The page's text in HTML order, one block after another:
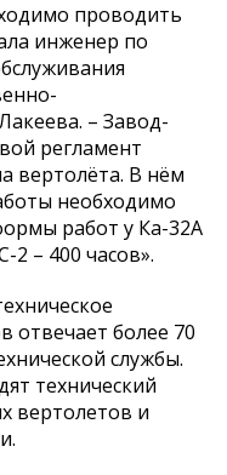
проводить
инженер по
– Завод-
регламент
вертолёта. В нём
необходимо
работ у Ка-32А
2 – 400 часов».
отвечает более 70
службы.
технический
вертолетов и